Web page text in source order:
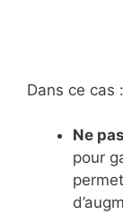
Dans ce cas :
Ne
pour